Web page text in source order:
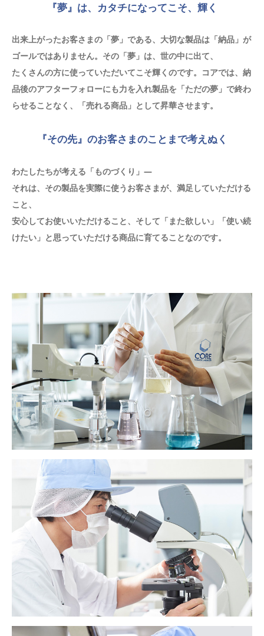
『夢』は、カタチになってこそ、輝く
出来上がったお客さまの「夢」である、大切な製品は「納品」が
ゴールではありません。その「夢」は、世の中に出て、
たくさんの方に使っていただいてこそ輝くのです。コアでは、納
品後のアフターフォローにも力を入れ製品を「ただの夢」で終わ
らせることなく、「売れる商品」として昇華させます。
『その先』のお客さまのことまで考えぬく
わたしたちが考える「ものづくり」―
それは、その製品を実際に使うお客さまが、満足していただける
こと、
安心してお使いいただけること、そして「また欲しい」「使い続
けたい」と思っていただける商品に育てることなのです。